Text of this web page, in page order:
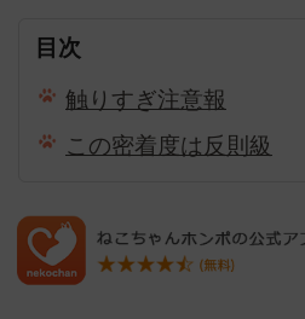
目次
触りすぎ注意報
この密着度は反則級